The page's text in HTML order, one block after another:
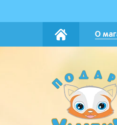
О